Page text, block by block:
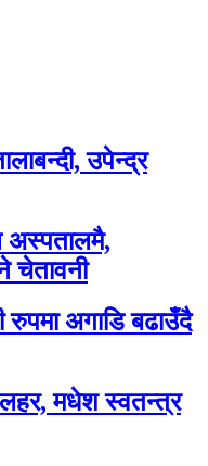
उपेन्द्र
अस्पतालमै,
चेतावनी
रुपमा अगाडि बढाउँदै
मधेश स्वतन्त्र